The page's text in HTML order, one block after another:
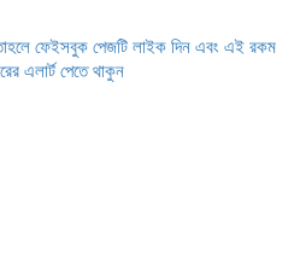
ফেইসবুক পেজটি লাইক দিন এবং এই রকম
এলার্ট পেতে থাকুন